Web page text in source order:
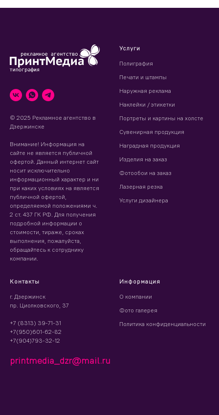
© 2025 Рекламное агентство в
Дзержинске
Внимание! Информация на
сайте не является публичной
офертой. Данный интернет сайт
носит исключительно
информационный характер и ни
при каких условиях на является
публичной офертой,
определяемой положениями ч.
2 ст. 437 ГК РФ. Для получения
подробной информации о
стоимости, тираже, сроках
выполнения, пожалуйста,
обращайтесь к сотруднику
компании.
Услуги
Полиграфия
Печати и штампы
Наружная реклама
Наклейки / этикетки
Портреты и картины на холсте
Сувенирная продукция
Наградная продукция
Изделия на заказ
Фотообои на заказ
Лазерная резка
Услуги дизайнера
Контакты
г. Дзержинск
пр. Циолковского, 37
+7 (8313) 39-71-31
+7(950)601-62-82
+7(904)793-32-12
printmedia_dzr@mail.ru
Информация
О компании
Фото галерея
Политика конфиденциальности